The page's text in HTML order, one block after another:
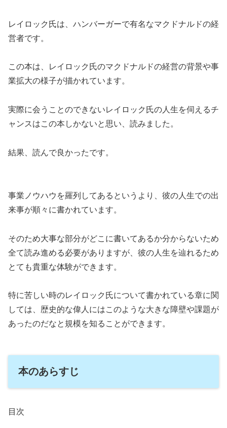
レイロック氏は、ハンバーガーで有名なマクドナルドの経
営者です。
この本は、レイロック氏のマクドナルドの経営の背景や事
業拡大の様子が描かれています。
実際に会うことのできないレイロック氏の人生を伺えるチ
ャンスはこの本しかないと思い、読みました。
結果、読んで良かったです。
事業ノウハウを羅列してあるというより、彼の人生での出
来事が順々に書かれています。
そのため大事な部分がどこに書いてあるか分からないため
全て読み進める必要がありますが、彼の人生を辿れるため
とても貴重な体験ができます。
特に苦しい時のレイロック氏について書かれている章に関
しては、歴史的な偉人にはこのような大きな障壁や課題が
あったのだなと規模を知ることができます。
本のあらすじ
目次